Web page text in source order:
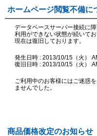
ホームページ閲覧不備に
データベースサーバー接続に
利用ができない状態が続いてお
現在は復旧しております。
発生日時 : 2013/10/15（火）
復旧日時 : 2013/10/15（火）
ご利用中のお客様にはご迷惑
ませんでした。
商品価格改定のお知らせ